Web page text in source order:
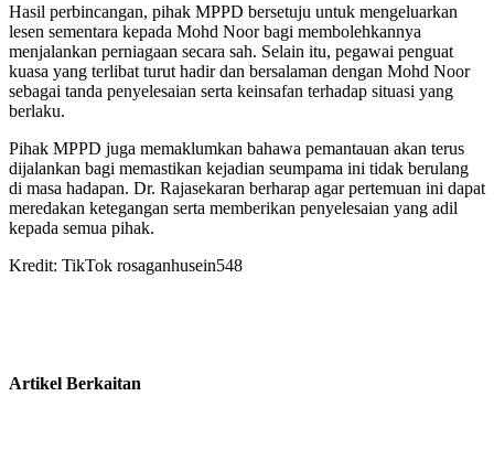
Hasil perbincangan, pihak MPPD bersetuju untuk mengeluarkan
lesen sementara kepada Mohd Noor bagi membolehkannya
menjalankan perniagaan secara sah. Selain itu, pegawai penguat
kuasa yang terlibat turut hadir dan bersalaman dengan Mohd Noor
sebagai tanda penyelesaian serta keinsafan terhadap situasi yang
berlaku.
Pihak MPPD juga memaklumkan bahawa pemantauan akan terus
dijalankan bagi memastikan kejadian seumpama ini tidak berulang
di masa hadapan. Dr. Rajasekaran berharap agar pertemuan ini dapat
meredakan ketegangan serta memberikan penyelesaian yang adil
kepada semua pihak.
Kredit: TikTok rosaganhusein548
Artikel Berkaitan